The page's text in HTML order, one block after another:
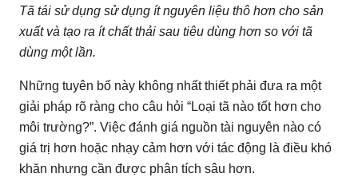
Tã tái sử dụng sử dụng ít nguyên liệu thô hơn cho sản
xuất và tạo ra ít chất thải sau tiêu dùng hơn so với tã
dùng một lần.
Những tuyên bố này không nhất thiết phải đưa ra một
giải pháp rõ ràng cho câu hỏi “Loại tã nào tốt hơn cho
môi trường?”. Việc đánh giá nguồn tài nguyên nào có
giá trị hơn hoặc nhạy cảm hơn với tác động là điều khó
khăn nhưng cần được phân tích sâu hơn.